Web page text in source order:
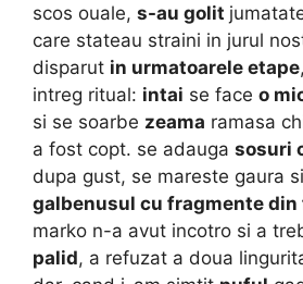
scos ouale, s-au golit
care stateau straini in jurul
disparut in urmatoarele etape
intreg ritual: intai se face o
si se soarbe zeama ramasa
a fost copt. se adauga sosuri
dupa gust, se mareste gaura
galbenusul cu fragmente
marko n-a avut incotro si a
palid, a refuzat a doua